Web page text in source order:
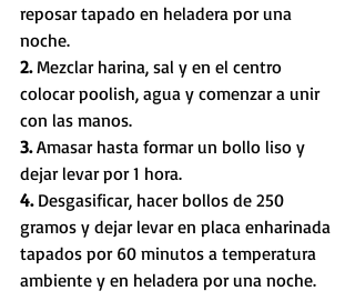
reposar tapado en heladera por una
noche.
2. Mezclar harina, sal y en el centro
colocar poolish, agua y comenzar a unir
con las manos.
3. Amasar hasta formar un bollo liso y
dejar levar por 1 hora.
4. Desgasificar, hacer bollos de 250
gramos y dejar levar en placa enharinada
tapados por 60 minutos a temperatura
ambiente y en heladera por una noche.